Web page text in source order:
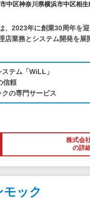
中区神奈川県横浜市中区相
、2023年に創業30周年を
店業務とシステム開発を展
テム「WiLL」
信頼
の専門サービス
株式会
の詳
モック